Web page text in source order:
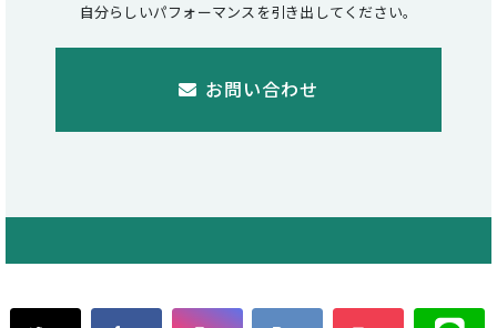
自分らしいパフォーマンスを引き出してください。
お問い合わせ